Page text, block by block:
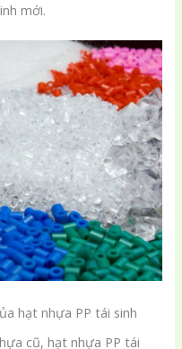
mới.
hạt nhựa PP tái sinh
cũ, hạt nhựa PP tái